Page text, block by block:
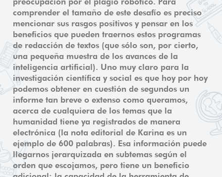
comprender el tamaño de este desafío es preciso
mencionar sus rasgos positivos y pensar en los
beneficios que pueden traernos estos programas
de redacción de textos (que sólo son, por cierto,
una pequeña muestra de los avances de la
inteligencia artificial). Uno muy claro para la
investigación científica y social es que hoy por hoy
podemos obtener en cuestión de segundos un
informe tan breve o extenso como queramos,
acerca de cualquiera de los temas que la
humanidad tiene ya registrados de manera
electrónica (la nota editorial de Karina es un
ejemplo de 600 palabras). Esa información puede
llegarnos jerarquizada en subtemas según el
orden que escojamos, pero tiene un beneficio